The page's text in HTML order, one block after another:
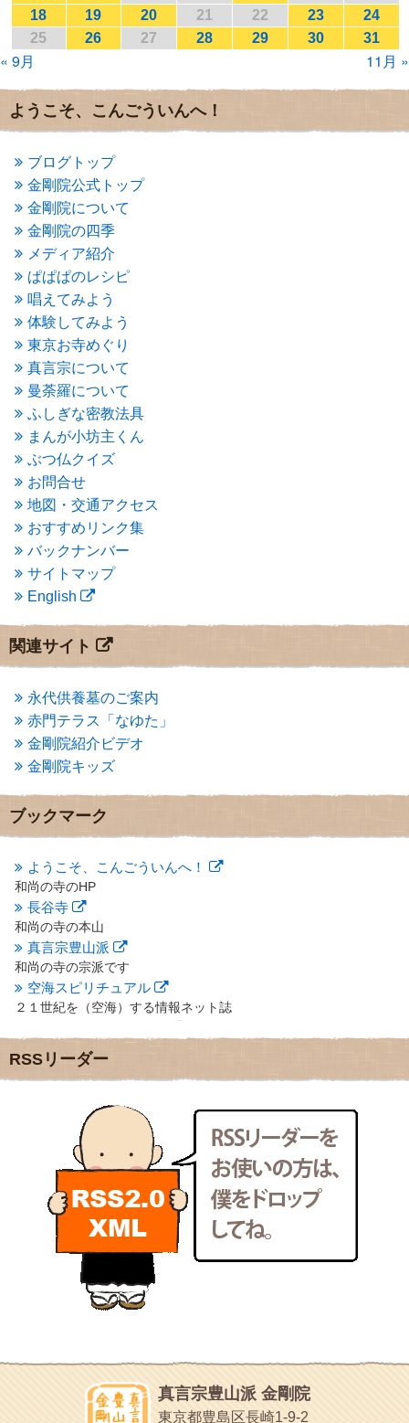
2017年1月(2)
2016年12月(4)
2016年11月(3)
2016年10月
2016年8月
2016年7月
(3)
2016年5月(3)
2016年4月
(4)
2016年3月 (4)
2016年2月 (5)
2016年1月(3)
2015年12月(6)
2015年11月 (4)
2015年10月
(4)
2015年9月(3)
2015年8月(4)
2015年7月(4)
2015年6月(3)
2015年5月(1)
2015年4月(1)
2015年3月 (3)
2015年2月(3)
2015年1月(1)
2014年12月
2014年9月(1)
2014年5月 (1)
2014年4月
2014年1月(1)
2013年11月 (4)
2013年10月
2013年8月
(7)
2013年7月
(7)
2013年5月(13)
2013年4月(1)
2013年3月 (4)
2013年2月(6)
2013年1月(6)
2012年12月(7)
2012年11月(7)
2012年10月
2012年8月
(9)
2012年7月(10)
2012年6月
2012年5月(16)
2012年4月 (16)
2012年3月(17)
2012年2月(20)
2012年1月(25)
2011年11月(28)
2011年10月(31)
2011年9月(24)
2011年7月(18)
2011年6月
2011年5月
(15)
2011年4月(17)
2011年3月(15)
2011年2月
2011年1月(22)
2010年12月(21)
2010年11月
2010年10月(13)
(16)
2010年6月(18)
2010年5月(22)
2010年4月(25)
18 19 20 21 22 23
24
25
26 27 28 29 30 31
« 9月 11月 »
ようこそ、こんごういんへ！
ブログトップ
金剛院公式トップ
金剛院について
金剛院の四季
メディア紹介
ぱぱぱのレシピ
唱えてみよう
体験してみよう
東京お寺めぐり
真言宗について
曼荼羅について
ふしぎな密教法具
まんが小坊主くん
ぶつ仏クイズ
お問合せ
地図・交通アクセス
おすすめリンク集
バックナンバー
サイトマップ
English
関連サイト
永代供養墓のご案内
赤門テラス「なゆた」
金剛院紹介ビデオ
金剛院キッズ
ブックマーク
ようこそ、こんごういんへ！
和尚の寺のHP
長谷寺
和尚の寺の本山
真言宗豊山派
和尚の寺の宗派です
空海スピリチュアル
２１世紀を（空海）する情報ネット誌
地域のライターさんです
小豆島 圓満寺
新聞屋の道具箱
新聞社で使われる用語の解説など
makotoさんの御符内巡礼記
東京の巡礼記です
POLYHEDON
いろいろなことが書いてあるよ
bunchan
あちこち行って！
目白鍼灸院
日本人の繊細な体質にあわせた、やさしく気持ちよい鍼灸治療で
ほうげん日記
放言じゃなくて和尚さんの名前だよ
面白いサイトみつけたよ。
RSSリーダー
真言宗豊山派 金剛院
東京都豊島区長崎1-9-2